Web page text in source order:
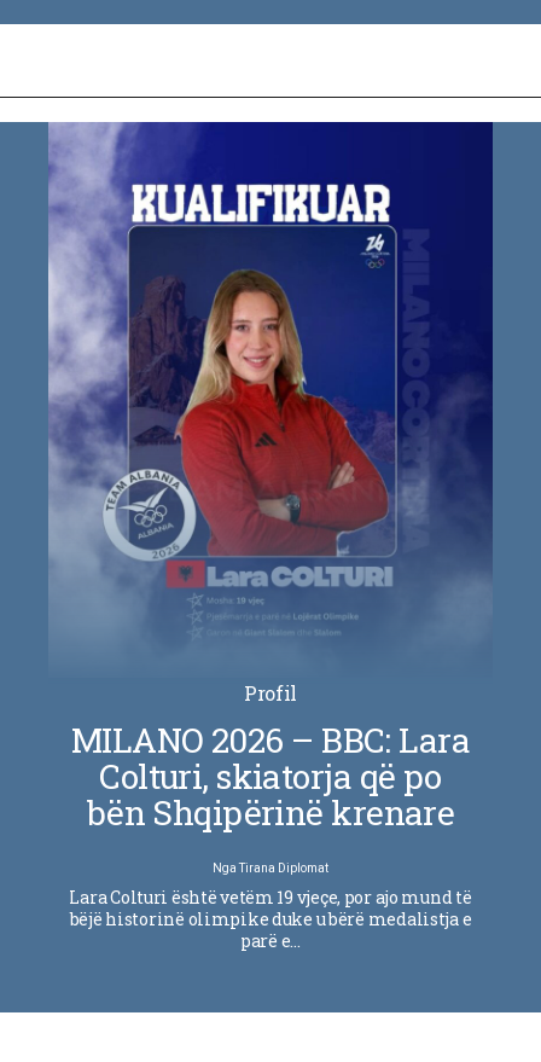
Profil
MILANO 2026 – BBC: Lara
Colturi, skiatorja që po
bën Shqipërinë krenare
NgaTirana Diplomat
Lara Colturi është vetëm 19 vjeçe, por ajo mund të
bëjë historinë olimpike duke u bërë medalistja e
parë e…